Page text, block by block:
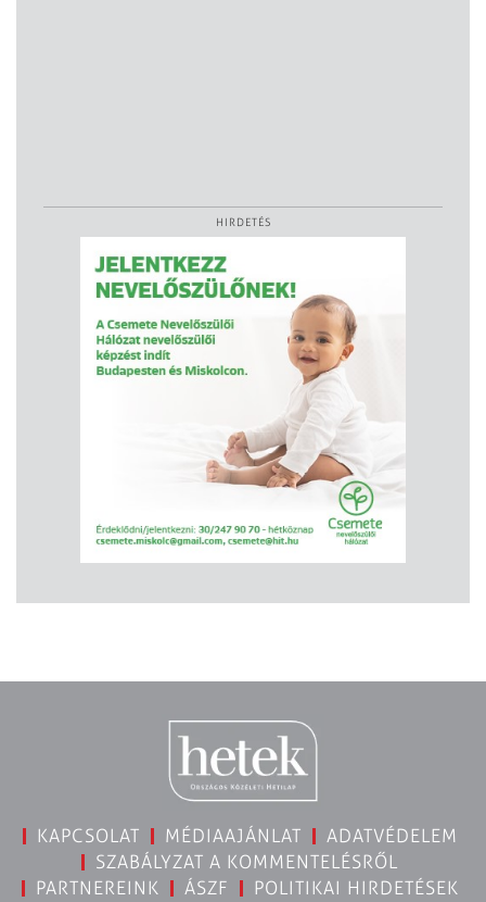
HIRDETÉS
KAPCSOLAT MÉDIAAJÁNLAT
ADATVÉDELEM
SZABÁLYZAT A KOMMENTELÉSRŐL
PARTNEREINK
ÁSZF
POLITIKAI HIRDETÉSEK